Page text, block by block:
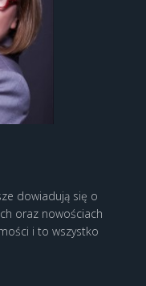
dowiadują się o
oraz nowościach
i to wszystko